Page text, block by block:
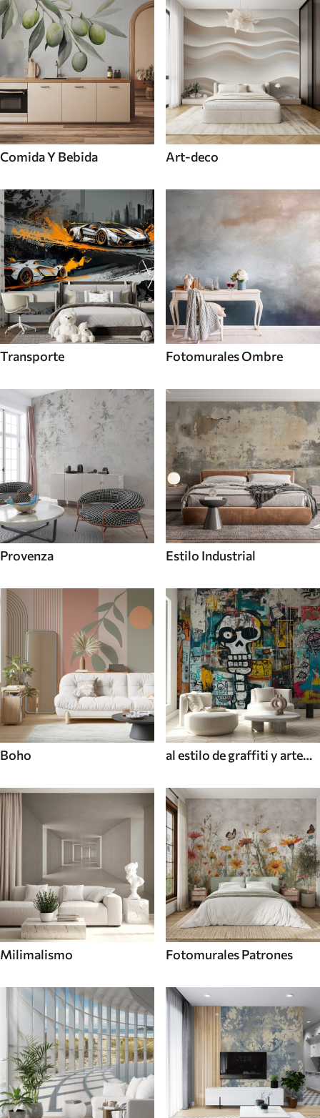
Comida Y Bebida Art-deco
Transporte Fotomurales Ombre
Provenza Estilo Industrial
Boho
al estilo de graffiti y arte
Milimalismo Fotomurales Patrones